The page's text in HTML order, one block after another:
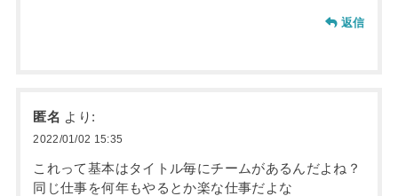
返信
匿名 より:
2022/01/02 15:35
これって基本はタイトル毎にチームがあるんだよね？
同じ仕事を何年もやるとか楽な仕事だよな